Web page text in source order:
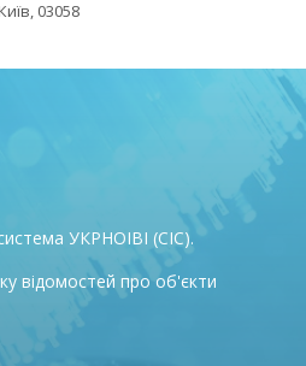
03058
УКРНОІВІ (СІС).
відомостей про об'єкти